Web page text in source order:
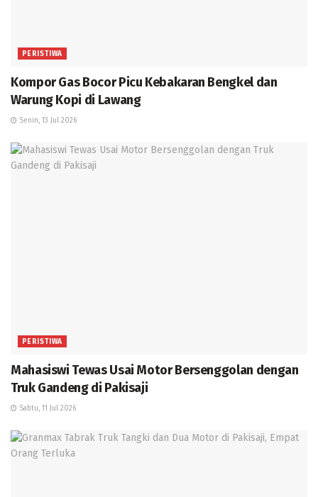
PERISTIWA
Kompor Gas Bocor Picu Kebakaran Bengkel dan
Warung Kopi di Lawang
Senin, 13 Jul 2026
PERISTIWA
Mahasiswi Tewas Usai Motor Bersenggolan dengan
Truk Gandeng di Pakisaji
Sabtu, 11 Jul 2026